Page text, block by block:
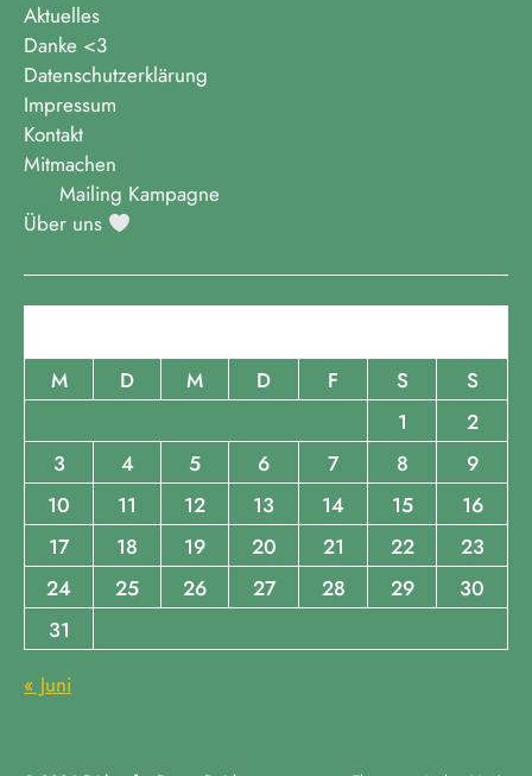
Aktuelles
Danke <3
Datenschutzerklärung
Impressum
Kontakt
Mitmachen
Mailing Kampagne
Über uns
M
D M D F S
S
1
2
3
4 5 6 7 8
9
10
11 12 13 14 15
16
17
18 19 20 21 22
23
24
25 26 27 28 29
30
31
« Juni